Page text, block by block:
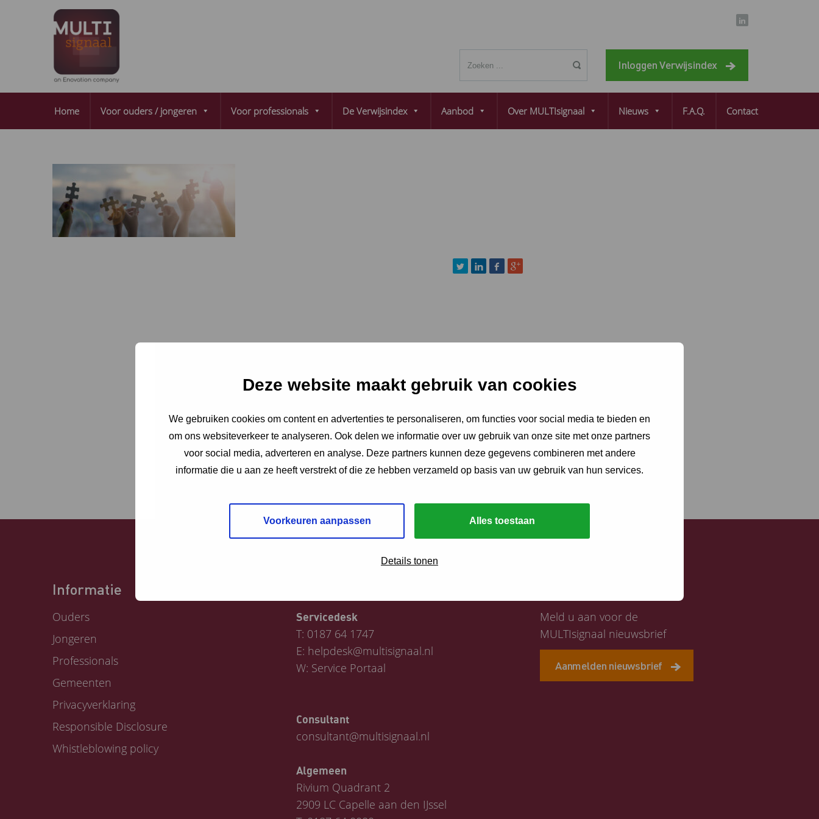
Deze website maakt gebruik van cookies
We gebruiken cookies om content en advertenties te personaliseren, om functies voor social media te bieden en
om ons websiteverkeer te analyseren. Ook delen we informatie over uw gebruik van onze site met onze partners
voor social media, adverteren en analyse. Deze partners kunnen deze gegevens combineren met andere
informatie die u aan ze heeft verstrekt of die ze hebben verzameld op basis van uw gebruik van hun services.
Voorkeuren aanpassen Alles toestaan
Details tonen
Inloggen Verwijsindex
Home Voor ouders / jongeren Voor professionals De Verwijsindex Aanbod Over MULTIsignaal Nieuws F.A.Q. Contact
Informatie
Ouders
Jongeren
Professionals
Gemeenten
Privacyverklaring
Responsible Disclosure
Whistleblowing policy
Servicedesk
T: 0187 64 1747
E: helpdesk@multisignaal.nl
W: Service Portaal
Consultant
consultant@multisignaal.nl
Algemeen
Rivium Quadrant 2
2909 LC Capelle aan den IJssel
Meld u aan voor de
MULTIsignaal nieuwsbrief
Aanmelden nieuwsbrief